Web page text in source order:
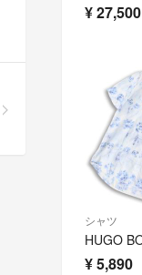
¥27,500
シャツ
¥5,890